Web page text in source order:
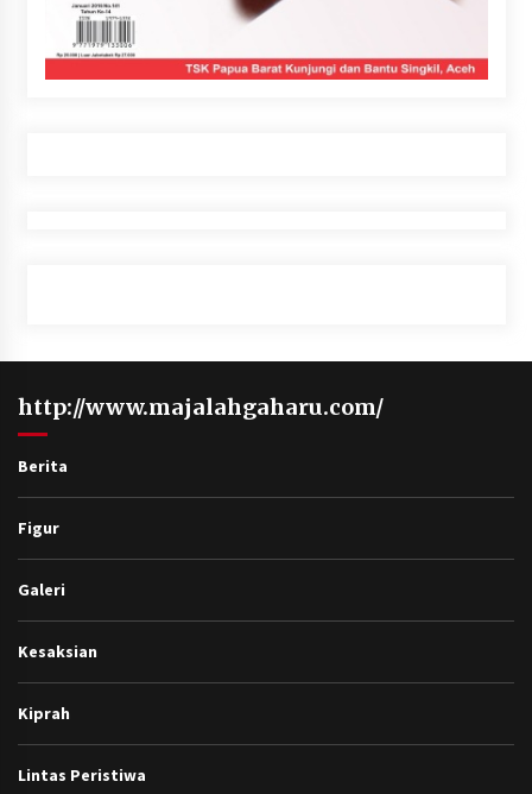
http://www.majalahgaharu.com/
Berita
Figur
Galeri
Kesaksian
Kiprah
Lintas Peristiwa